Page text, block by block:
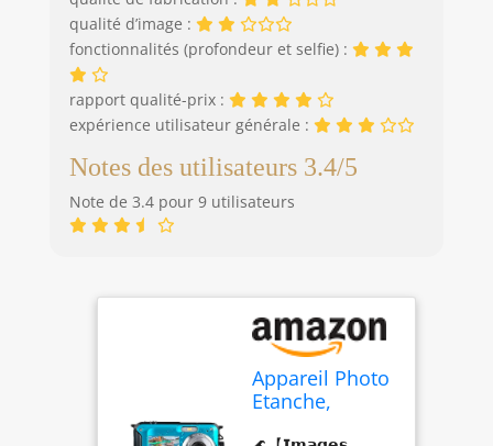
qualité d’image :
fonctionnalités (profondeur et selfie) :
rapport qualité-prix :
expérience utilisateur générale :
Notes des utilisateurs 3.4/5
Note de 3.4 pour 9 utilisateurs
Appareil Photo
Etanche,